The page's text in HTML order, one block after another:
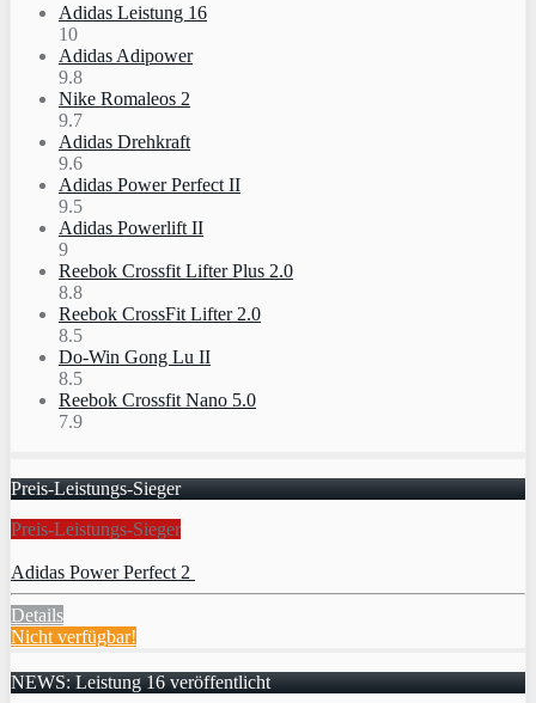
Adidas Leistung 16
10
Adidas Adipower
9.8
Nike Romaleos 2
9.7
Adidas Drehkraft
9.6
Adidas Power Perfect II
9.5
Adidas Powerlift II
9
Reebok Crossfit Lifter Plus 2.0
8.8
Reebok CrossFit Lifter 2.0
8.5
Do-Win Gong Lu II
8.5
Reebok Crossfit Nano 5.0
7.9
Preis-Leistungs-Sieger
Preis-Leistungs-Sieger
Adidas Power Perfect 2
Details
Nicht verfügbar!
NEWS: Leistung 16 veröffentlicht